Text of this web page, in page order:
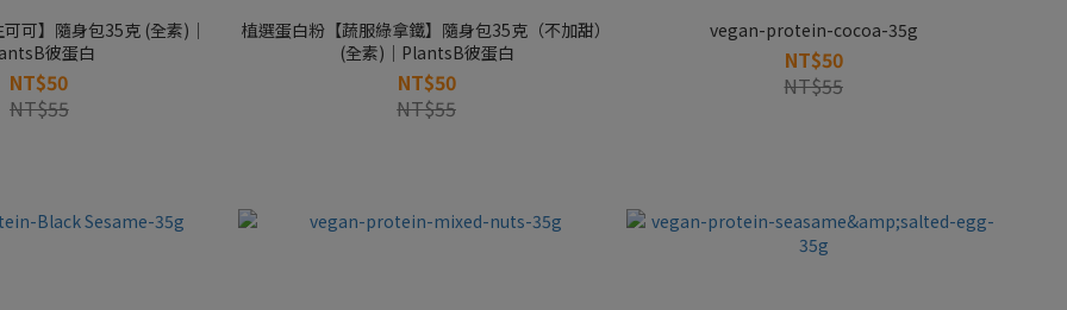
可】隨身包35克 (全素)｜
彼蛋白
NT$50
NT$55
植選蛋白粉【蔬服綠拿鐵】隨身包35克（不加甜）
(全素)｜PlantsB彼蛋白
NT$50
NT$55
vegan-protein-cocoa-35g
NT$50
NT$55